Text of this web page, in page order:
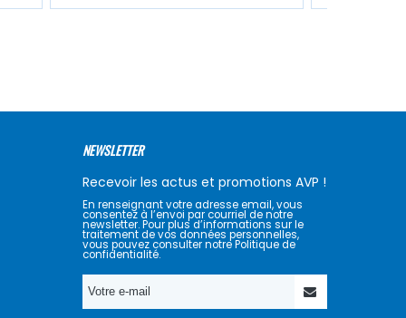
NEWSLETTER
Recevoir les actus et promotions AVP !
En renseignant votre adresse email, vous
consentez à l’envoi par courriel de notre
newsletter. Pour plus d’informations sur le
traitement de vos données personnelles,
vous pouvez consulter notre Politique de
confidentialité.